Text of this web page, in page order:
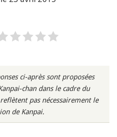
ci-après sont proposées
chan dans le cadre du
pas nécessairement le
de Kanpai.